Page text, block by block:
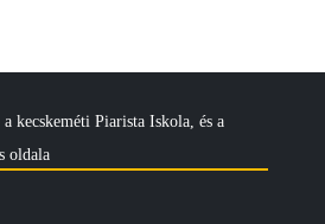
a kecskeméti Piarista Iskola, és a
oldala